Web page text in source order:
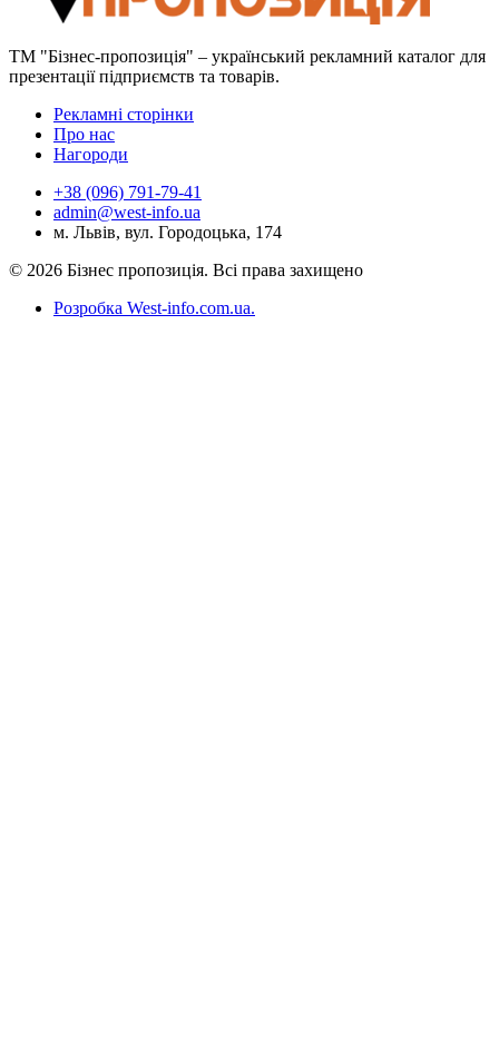
ТМ "Бізнес-пропозиція" – український рекламний каталог для
презентації підприємств та товарів.
Рекламні сторінки
Про нас
Нагороди
+38 (096) 791-79-41
admin@west-info.ua
м. Львів, вул. Городоцька, 174
© 2026 Бізнес пропозиція. Всі права захищено
Розробка West-info.com.ua.